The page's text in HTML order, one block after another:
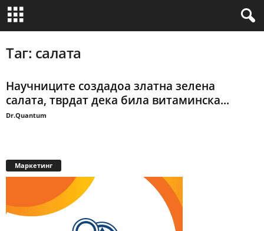
Таг: салата
Научниците создадоа златна зелена
салата, тврдат дека била витаминска...
Dr.Quantum
Маркетинг